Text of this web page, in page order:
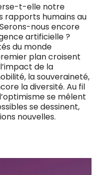
t-elle notre
rapports humains au
nous encore
artificielle ?
du monde
plan croisent
de la
la souveraineté,
la diversité. Au fil
se mêlent
se dessinent,
nouvelles.